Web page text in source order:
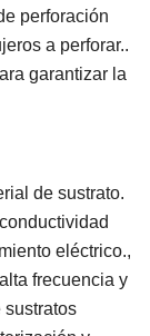
perforación
a perforar..
garantizar la
de sustrato.
eléctrico.,
frecuencia y
sustratos